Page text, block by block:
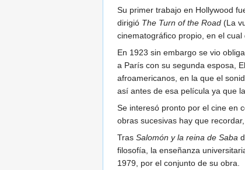
Su primer trabajo en Hollywood
dirigió The Turn of the Road (La
cinematográfico propio, en el
En 1923 sin embargo se vio
a París con su segunda esposa,
afroamericanos, en la que el
así antes de esa película ya que
Se interesó pronto por el cine en
obras sucesivas hay que
Tras Salomón y la reina de Saba
filosofía, la enseñanza
1979, por el conjunto de su obra.